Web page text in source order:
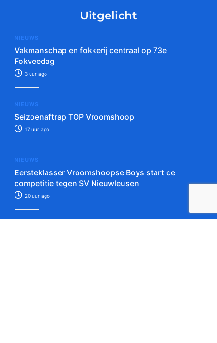
Uitgelicht
NIEUWS
Vakmanschap en fokkerij centraal op 73e
Fokveedag
3 uur ago
NIEUWS
Seizoenaftrap TOP Vroomshoop
17 uur ago
NIEUWS
Eersteklasser Vroomshoopse Boys start de
competitie tegen SV Nieuwleusen
20 uur ago